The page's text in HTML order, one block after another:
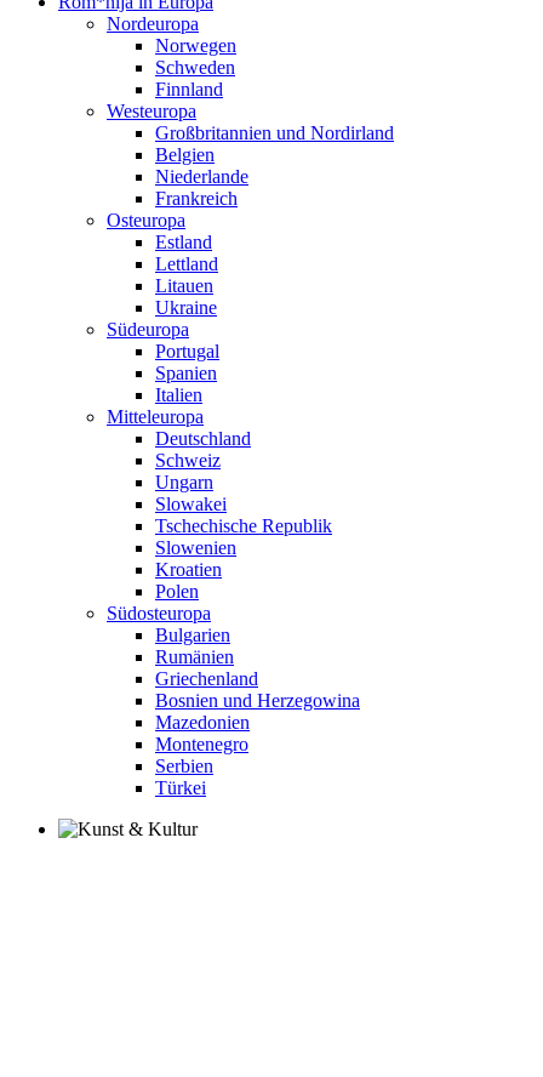
Nordeuropa
Norwegen
Schweden
Finnland
Westeuropa
Großbritannien und Nordirland
Belgien
Niederlande
Frankreich
Osteuropa
Estland
Lettland
Litauen
Ukraine
Südeuropa
Portugal
Spanien
Italien
Mitteleuropa
Deutschland
Schweiz
Ungarn
Slowakei
Tschechische Republik
Slowenien
Kroatien
Polen
Südosteuropa
Bulgarien
Rumänien
Griechenland
Bosnien und Herzegowina
Mazedonien
Montenegro
Serbien
Türkei